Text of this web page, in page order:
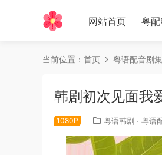
网站首页 粤
当前位置： 首页 粤语配音剧集
韩剧初次见面我
1080P 粤语韩剧 · 粤语